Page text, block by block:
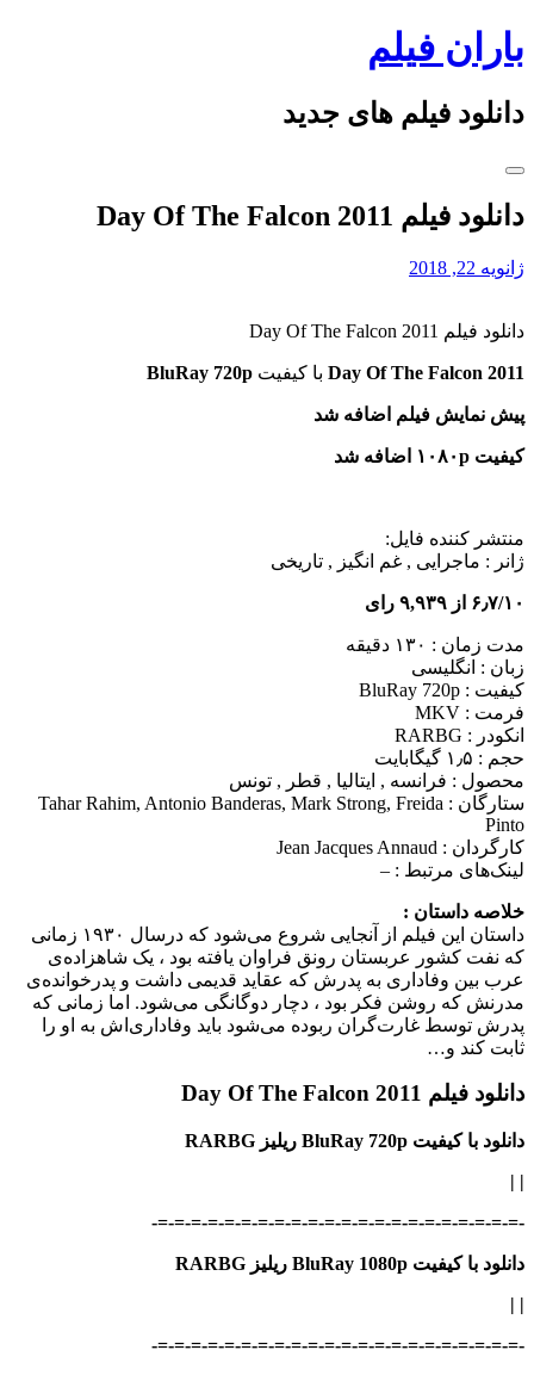
Skip
to
content
باران فیلم
دانلود فیلم های جدید
دانلود فیلم Day Of The Falcon 2011
ژانویه 22, 2018
دانلود فیلم Day Of The Falcon 2011
Day Of The Falcon 2011 با کیفیت BluRay 720p
پیش نمایش فیلم اضافه شد
کیفیت ۱۰۸۰p اضافه شد
منتشر کننده فایل:
ژانر : ماجرایی , غم انگیز , تاریخی
۶٫۷/۱۰ از ۹,۹۳۹ رای
مدت زمان : ۱۳۰ دقیقه
زبان : انگلیسی
کیفیت : BluRay 720p
فرمت : MKV
انکودر : RARBG
حجم : ۱٫۵ گیگابایت
محصول : فرانسه , ایتالیا , قطر , تونس
ستارگان : Tahar Rahim, Antonio Banderas, Mark Strong, Freida
Pinto
کارگردان : Jean Jacques Annaud
لینک‌های مرتبط : –
خلاصه داستان :
داستان این فیلم از آنجایی شروع می‌شود که درسال ۱۹۳۰ زمانی
که نفت کشور عربستان رونق فراوان یافته بود ، یک شاهزاده‌ی
عرب بین وفاداری به پدرش که عقاید قدیمی داشت و پدرخوانده‌ی
مدرنش که روشن فکر بود ، دچار دوگانگی می‌شود. اما زمانی که
پدرش توسط غارت‌گران ربوده می‌شود باید وفاداری‌اش به او را
ثابت کند و…
دانلود فیلم Day Of The Falcon 2011
دانلود با کیفیت BluRay 720p ریلیز RARBG
|
|
-=-=-=-=-=-=-=-=-=-=-=-=-=-=-=-=-=-=-=-=-=-=-
دانلود با کیفیت BluRay 1080p ریلیز RARBG
|
|
-=-=-=-=-=-=-=-=-=-=-=-=-=-=-=-=-=-=-=-=-=-=-